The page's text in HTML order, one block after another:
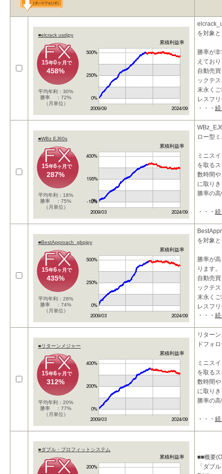
■elcrack usdjpy
累積利益率
15年0ヶ月で
458%
平均年利：30%
勝率 ：72%
（月単位）
を対象
勝率が
えてお
自動売
ックテ
末永く
レスフ
・・・
■WBz EJ60s
累積利益率
15年6ヶ月で
287%
平均年利：18%
勝率 ：75%
（月単位）
ロー型
ミニス
を取る
数時間
に取り
勝率の
こ・・・
■BestApproach_gbpjpy
累積利益率
15年6ヶ月で
435%
平均年利：28%
勝率 ：74%
（月単位）
を対象
勝率が
ります。
自動売
ックテ
末永く
レスフ
・・・
■リターンメジャー
累積利益率
15年6ヶ月で
312%
平均年利：20%
勝率 ：77%
（月単位）
リター
ドフォ
ミニス
を取る
数時間
に取り
勝率の
・・・
■ダブル・プロフィットシステム
累積利益率
■■概要
「ダブ